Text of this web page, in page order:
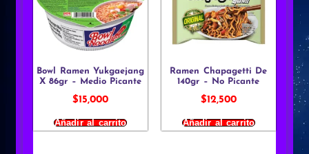
Bowl Ramen Yukgaejang
X 86gr – Medio Picante
$15,000
Añadir al carrito
Ramen Chapagetti De
140gr – No Picante
$12,500
Añadir al carrito